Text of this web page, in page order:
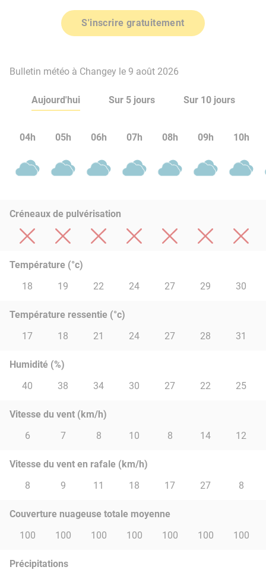
S'inscrire gratuitement
Bulletin météo à Changey le 9 août 2026
Aujourd'hui Sur 5 jours Sur 10 jours
04h 05h 06h 07h 08h 09h 10h
Créneaux de pulvérisation
Température (°c)
18
19 22 24 27 29 30
Température ressentie (°c)
17
18 21 24 27 28 31
Humidité (%)
40
38 34 30 27 22 25
Vitesse du vent (km/h)
6
7 8 10 8 14 12
Vitesse du vent en rafale (km/h)
8
9 11 18 17 27 8
Couverture nuageuse totale moyenne
100
100 100 100 100 100 100
Précipitations